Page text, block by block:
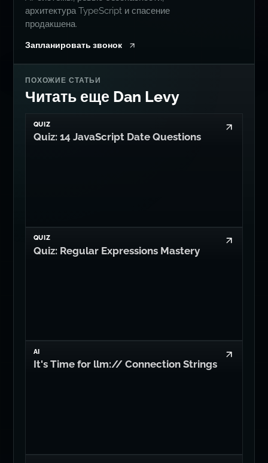
архитектура TypeScript и спасение
продакшена.
Запланировать звонок
ПОХОЖИЕ СТАТЬИ
Читать еще Dan Levy
QUIZ
Quiz: 14 JavaScript Date Questions
QUIZ
Quiz: Regular Expressions Mastery
AI
It's Time for llm:// Connection Strings